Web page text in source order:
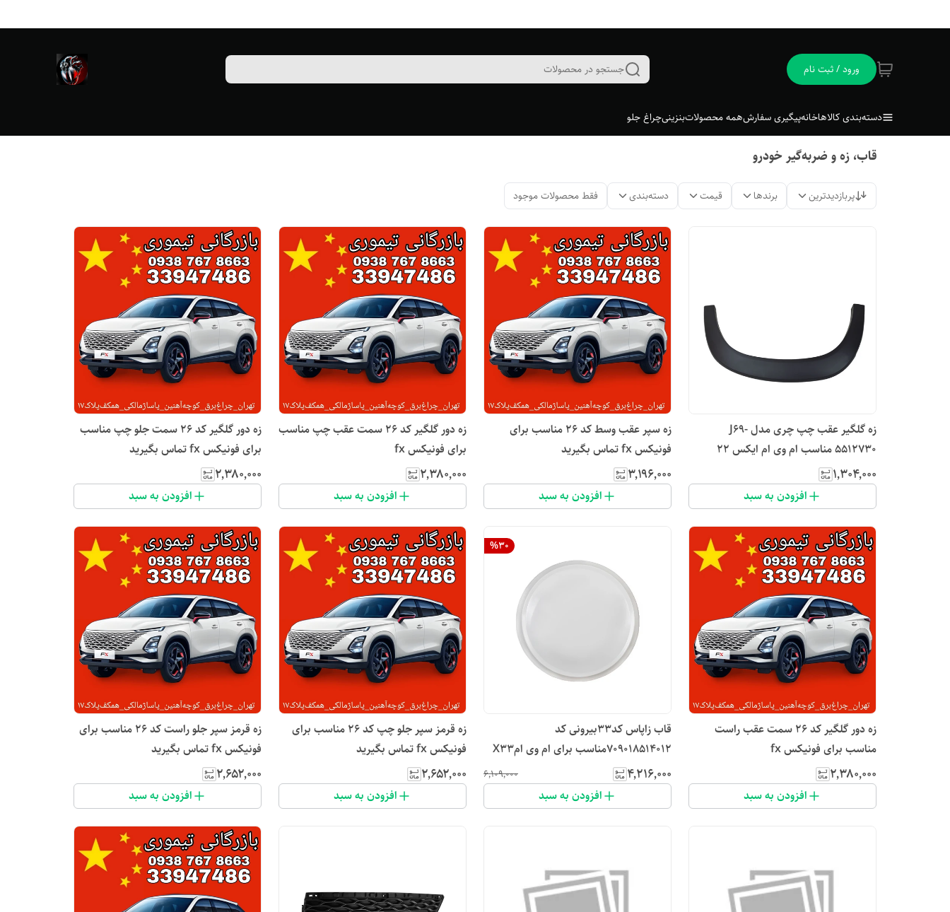
ورود / ثبت نام جستجو در محصولات
دسته‌بندی کالاهاخانهپیگیری سفارشهمه محصولاتبنزینیچراغ جلو
قاب، زه و ضربه‌گیر خودرو
پربازدیدترین برندها قیمت دسته‌بندی فقط محصولات موجود
زه گلگیر عقب چپ چری مدل J69-
5512730 مناسب ام وی ام ایکس 22
۱٬۳۰۴٬۰۰۰
افزودن به سبد
زه سپر عقب وسط کد ۲۶ مناسب برای
فونیکس fx تماس بگیرید
۳٬۱۹۶٬۰۰۰
افزودن به سبد
زه دور گلگیر کد ۲۶ سمت عقب چپ مناسب
برای فونیکس fx
۲٬۳۸۰٬۰۰۰
افزودن به سبد
زه دور گلگیر کد ۲۶ سمت جلو چپ مناسب
برای فونیکس fx تماس بگیرید
۲٬۳۸۰٬۰۰۰
افزودن به سبد
زه دور گلگیر کد ۲۶ سمت عقب راست
مناسب برای فونیکس fx
۲٬۳۸۰٬۰۰۰
افزودن به سبد
%30
قاب زاپاس کد۳۳بیرونی کد
709018514012مناسب برای ام وی امX33
۴٬۲۱۶٬۰۰۰ ۶٬۱۰۹٬۰۰۰
افزودن به سبد
زه قرمز سپر جلو چپ کد ۲۶ مناسب برای
فونیکس fx تماس بگیرید
۲٬۶۵۲٬۰۰۰
افزودن به سبد
زه قرمز سپر جلو راست کد ۲۶ مناسب برای
فونیکس fx تماس بگیرید
۲٬۶۵۲٬۰۰۰
افزودن به سبد